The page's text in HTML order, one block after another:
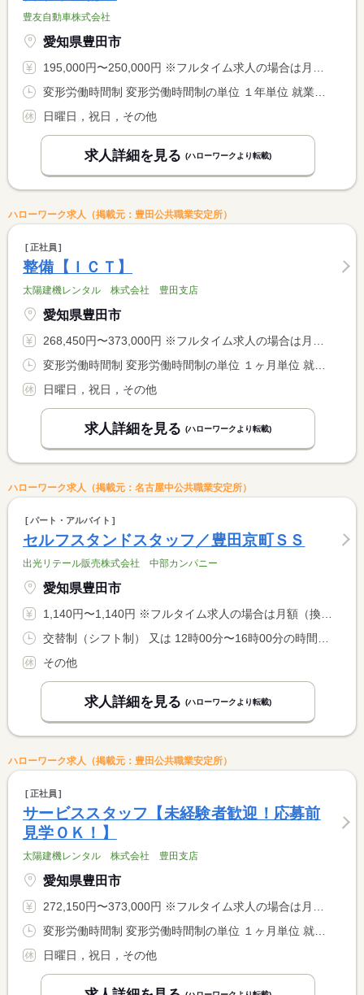
豊友自動車株式会社
愛知県豊田市
195,000円〜250,000円 ※フルタイム求人の場合は月額（換算額）、パート求人の場合は時間額を表示しています。
日曜日，祝日，その他
求人詳細を見る (ハローワークより転載)
ハローワーク求人（掲載元：豊田公共職業安定所）
正社員
整備【ＩＣＴ】
太陽建機レンタル 株式会社 豊田支店
愛知県豊田市
268,450円〜373,000円 ※フルタイム求人の場合は月額（換算額）、パート求人の場合は時間額を表示しています。
日曜日，祝日，その他
求人詳細を見る (ハローワークより転載)
ハローワーク求人（掲載元：名古屋中公共職業安定所）
パート・アルバイト
セルフスタンドスタッフ／豊田京町ＳＳ
出光リテール販売株式会社 中部カンパニー
愛知県豊田市
1,140円〜1,140円 ※フルタイム求人の場合は月額（換算額）、パート求人の場合は時間額を表示しています。
その他
求人詳細を見る (ハローワークより転載)
ハローワーク求人（掲載元：豊田公共職業安定所）
正社員
サービススタッフ【未経験者歓迎！応募前
見学ＯＫ！】
太陽建機レンタル 株式会社 豊田支店
愛知県豊田市
272,150円〜373,000円 ※フルタイム求人の場合は月額（換算額）、パート求人の場合は時間額を表示しています。
日曜日，祝日，その他